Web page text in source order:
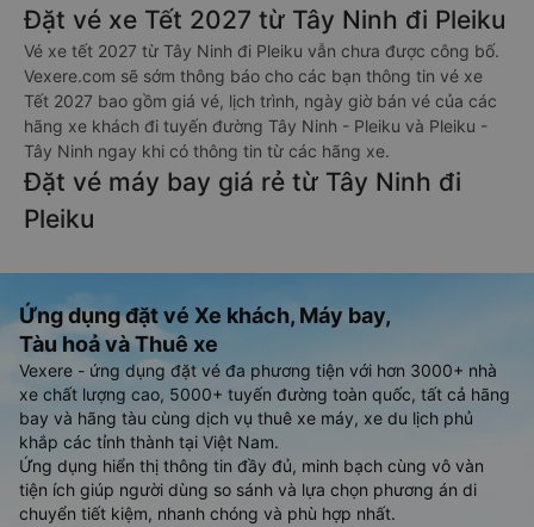
Đặt vé xe Tết 2027 từ Tây Ninh đi Pleiku
Vé xe tết 2027 từ Tây Ninh đi Pleiku vẫn chưa được công bố.
Vexere.com sẽ sớm thông báo cho các bạn thông tin vé xe
Tết 2027 bao gồm giá vé, lịch trình, ngày giờ bán vé của các
hãng xe khách đi tuyến đường Tây Ninh - Pleiku và Pleiku -
Tây Ninh ngay khi có thông tin từ các hãng xe.
Đặt vé máy bay giá rẻ từ Tây Ninh đi
Pleiku
Ứng dụng đặt vé Xe khách, Máy bay,
Tàu hoả và Thuê xe
Vexere - ứng dụng đặt vé đa phương tiện với hơn 3000+ nhà
xe chất lượng cao, 5000+ tuyến đường toàn quốc, tất cả hãng
bay và hãng tàu cùng dịch vụ thuê xe máy, xe du lịch phủ
khắp các tỉnh thành tại Việt Nam.
Ứng dụng hiển thị thông tin đầy đủ, minh bạch cùng vô vàn
tiện ích giúp người dùng so sánh và lựa chọn phương án di
chuyển tiết kiệm, nhanh chóng và phù hợp nhất.